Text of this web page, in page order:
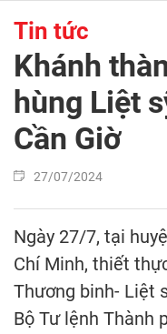
Tin tức
Khánh
hùng Liệt
Cần Giờ
27/07/2024
Ngày 27/7, tại
Chí Minh, thiết
Thương binh- Liệt
Bộ Tư lệnh Thành